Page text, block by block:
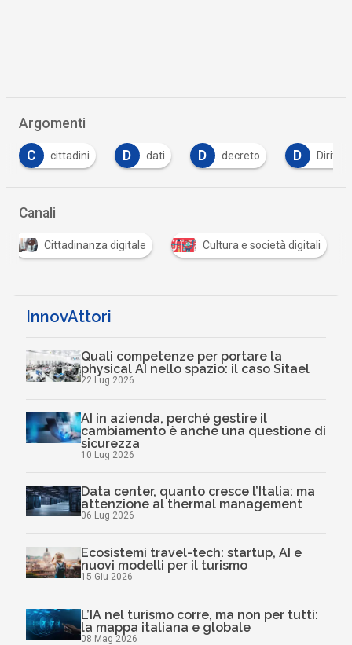
Argomenti
C cittadini D dati D decreto D Diritto
Canali
Cittadinanza digitale Cultura e società digitali
InnovAttori
Quali competenze per portare la
physical AI nello spazio: il caso Sitael
22 Lug 2026
AI in azienda, perché gestire il
cambiamento è anche una questione di
sicurezza
10 Lug 2026
Data center, quanto cresce l’Italia: ma
attenzione al thermal management
06 Lug 2026
Ecosistemi travel-tech: startup, AI e
nuovi modelli per il turismo
15 Giu 2026
L’IA nel turismo corre, ma non per tutti:
la mappa italiana e globale
08 Mag 2026